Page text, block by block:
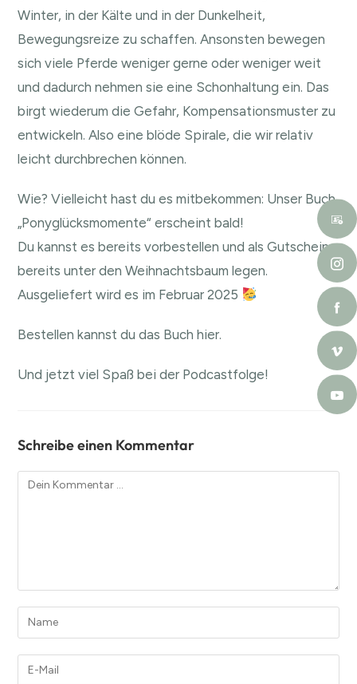
Winter, in der Kälte und in der Dunkelheit,
Bewegungsreize zu schaffen. Ansonsten bewegen
sich viele Pferde weniger gerne oder weniger weit
und dadurch nehmen sie eine Schonhaltung ein. Das
birgt wiederum die Gefahr, Kompensationsmuster zu
entwickeln. Also eine blöde Spirale, die wir relativ
leicht durchbrechen können.
Wie? Vielleicht hast du es mitbekommen: Unser Buch
„Ponyglücksmomente“ erscheint bald!
Du kannst es bereits vorbestellen und als Gutschein
bereits unter den Weihnachtsbaum legen.
Ausgeliefert wird es im Februar 2025
Bestellen kannst du das Buch hier.
Und jetzt viel Spaß bei der Podcastfolge!
Schreibe einen Kommentar